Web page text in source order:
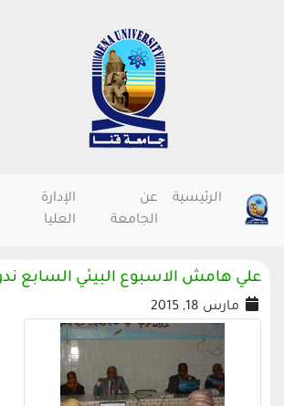
الرئيسية
عن
الجامعة
الإدارة
العليا
علي هامش الاسبوع البيئي السابع
مارس 18, 2015